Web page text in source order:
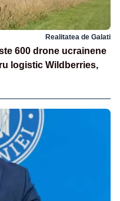
Realitatea de Galati
600 drone ucrainene
logistic Wildberries,